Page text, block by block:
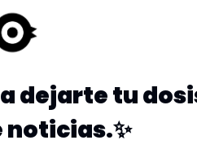
dejarte tu
noticias.✨